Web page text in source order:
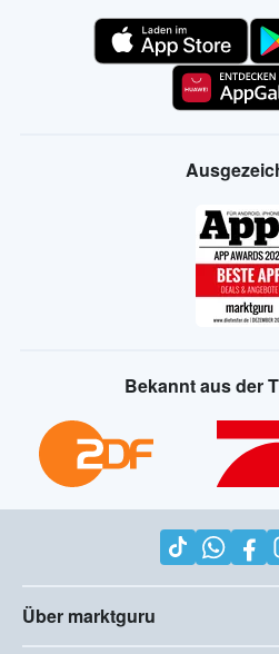
Bekannt aus der
Über marktguru